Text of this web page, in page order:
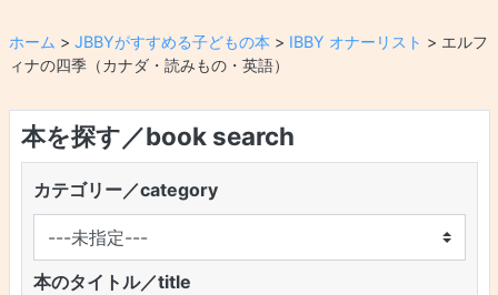
ホーム > JBBYがすすめる子どもの本 > IBBY オナーリスト > エルフ
ィナの四季（カナダ・読みもの・英語）
本を探す／book search
カテゴリー／category
本のタイトル／title